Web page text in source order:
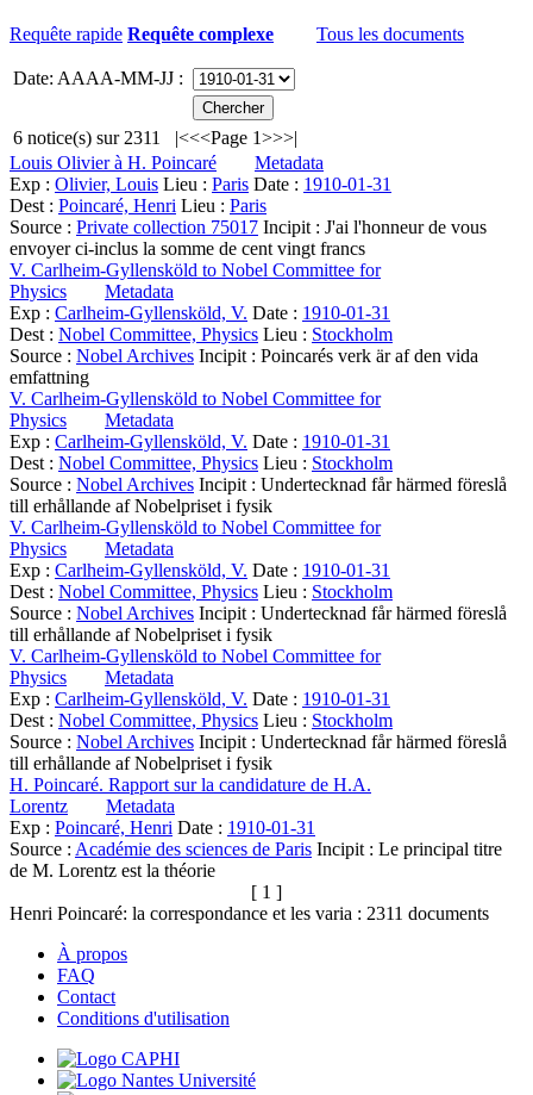
Requête rapide Requête complexe Tous les documents
Date: AAAA-MM-JJ :
6 notice(s) sur 2311 |<<<Page 1>>>|
Louis Olivier à H. Poincaré
Metadata
Exp : Olivier, Louis Lieu : Paris Date : 1910-01-31
Dest : Poincaré, Henri Lieu : Paris
Source : Private collection 75017 Incipit : J'ai l'honneur de vous
envoyer ci-inclus la somme de cent vingt francs
V. Carlheim-Gyllensköld to Nobel Committee for
Physics
Metadata
Exp : Carlheim-Gyllensköld, V. Date : 1910-01-31
Dest : Nobel Committee, Physics Lieu : Stockholm
Source : Nobel Archives Incipit : Poincarés verk är af den vida
emfattning
V. Carlheim-Gyllensköld to Nobel Committee for
Physics
Metadata
Exp : Carlheim-Gyllensköld, V. Date : 1910-01-31
Dest : Nobel Committee, Physics Lieu : Stockholm
Source : Nobel Archives Incipit : Undertecknad får härmed föreslå
till erhållande af Nobelpriset i fysik
V. Carlheim-Gyllensköld to Nobel Committee for
Physics
Metadata
Exp : Carlheim-Gyllensköld, V. Date : 1910-01-31
Dest : Nobel Committee, Physics Lieu : Stockholm
Source : Nobel Archives Incipit : Undertecknad får härmed föreslå
till erhållande af Nobelpriset i fysik
V. Carlheim-Gyllensköld to Nobel Committee for
Physics
Metadata
Exp : Carlheim-Gyllensköld, V. Date : 1910-01-31
Dest : Nobel Committee, Physics Lieu : Stockholm
Source : Nobel Archives Incipit : Undertecknad får härmed föreslå
till erhållande af Nobelpriset i fysik
H. Poincaré. Rapport sur la candidature de H.A.
Lorentz
Metadata
Exp : Poincaré, Henri Date : 1910-01-31
Source : Académie des sciences de Paris Incipit : Le principal titre
de M. Lorentz est la théorie
[ 1 ]
Henri Poincaré: la correspondance et les varia : 2311 documents
À propos
FAQ
Contact
Conditions d'utilisation